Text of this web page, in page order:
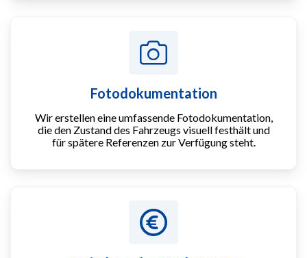
Fotodokumentation
Wir erstellen eine umfassende Fotodokumentation,
die den Zustand des Fahrzeugs visuell festhält und
für spätere Referenzen zur Verfügung steht.